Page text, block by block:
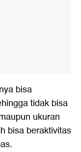
bisa
tidak bisa
ukuran
bisa beraktivitas